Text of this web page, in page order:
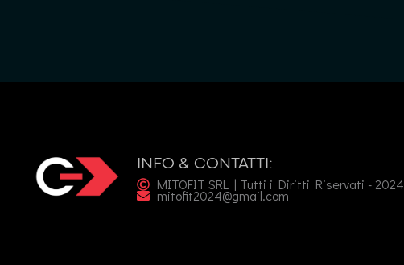
INFO & CONTATTI:
MITOFIT SRL | Tutti i Diritti Riservati - 2024
mitofit2024@gmail.com